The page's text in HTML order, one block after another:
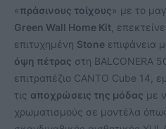
«πράσινους τοίχους» με το
Green Wall Home Kit ,
επιτυχημένη Stone επιφάνεια
όψη πέτρας στη BALCONERA
επιτραπέζιο CANTO Cube 14,
τις αποχρώσεις της μόδας με
χρωματισμούς σε μοντέλα